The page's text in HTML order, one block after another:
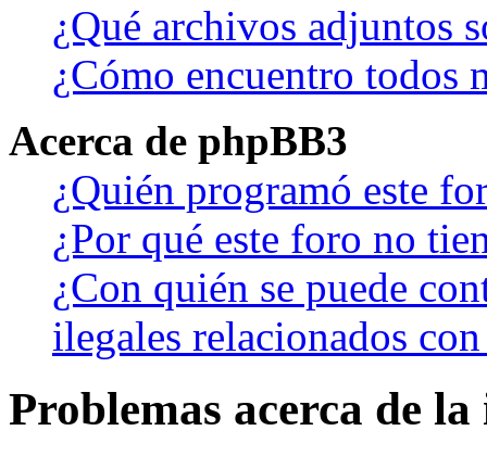
¿Qué archivos adjuntos
¿Cómo encuentro todos
Acerca de phpBB3
¿Quién programó este
¿Por qué este foro no
¿Con quién se puede
ilegales relacionados
Problemas acerca de